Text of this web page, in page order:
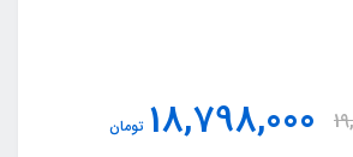
18,798,000 تومان